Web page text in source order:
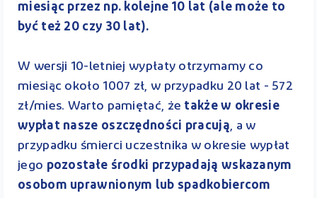
miesiąc przez np. kolejne 10 lat (ale może to
być też 20 czy 30 lat).
W wersji 10-letniej wypłaty otrzymamy co
miesiąc około 1007 zł, w przypadku 20 lat - 572
zł/mies. Warto pamiętać, że także w okresie
wypłat nasze oszczędności pracują, a w
przypadku śmierci uczestnika w okresie wypłat
jego pozostałe środki przypadają wskazanym
osobom uprawnionym lub spadkobiercom